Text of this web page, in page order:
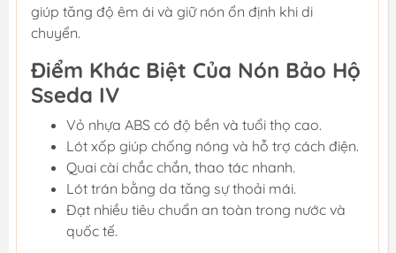
giúp tăng độ êm ái và giữ nón ổn định khi di
chuyển.
Điểm Khác Biệt Của Nón Bảo Hộ
Sseda IV
Vỏ nhựa ABS có độ bền và tuổi thọ cao.
Lót xốp giúp chống nóng và hỗ trợ cách điện.
Quai cài chắc chắn, thao tác nhanh.
Lót trán bằng da tăng sự thoải mái.
Đạt nhiều tiêu chuẩn an toàn trong nước và
quốc tế.